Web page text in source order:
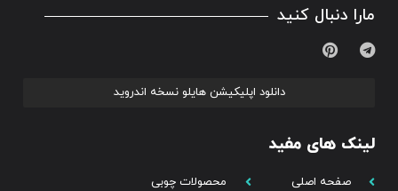
مارا دنبال کنید
دانلود اپلیکیشن هایلو نسخه اندروید
لینک های مفید
صفحه اصلی
محصولات چوبی